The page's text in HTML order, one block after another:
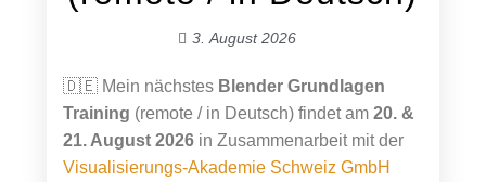
3. August 2026
🇩🇪 Mein nächstes Blender Grundlagen
Training (remote / in Deutsch) findet am 20. &
21. August 2026in Zusammenarbeit mit der
Visualisierungs-Akademie Schweiz GmbH